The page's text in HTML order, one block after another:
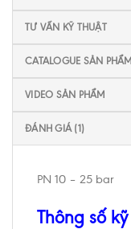
TƯ VẤN KỸ THUẬT
CATALOGUE SẢN PHẨM
VIDEO SẢN PHẨM
ĐÁNH GIÁ (1)
PN 10 – 25 bar
Thông số